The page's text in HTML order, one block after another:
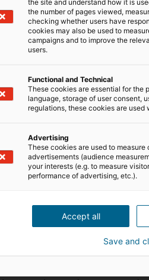
o modelo de comissão
cross-selling
o valor da relação
da solução principal,
de serviços ou
ou de valor superior.
à compra
the site and understand how it is
the number of pages viewed,
checking whether users have
cookies may also be used to
campaigns and to improve the
users.
Functional and Technical
These cookies are essential for the
language, storage of user consent,
regulations, these cookies are
Advertising
These cookies are used to
advertisements (audience
your interests (e.g. to measure
performance of advertising, etc.).
Accept all
Save and